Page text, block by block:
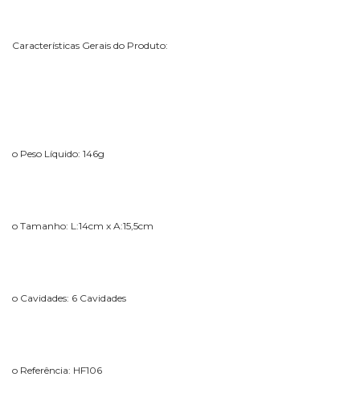
Características Gerais do Produto:
o Peso Líquido: 146g
o Tamanho: L:14cm x A:15,5cm
o Cavidades: 6 Cavidades
o Referência: HF106